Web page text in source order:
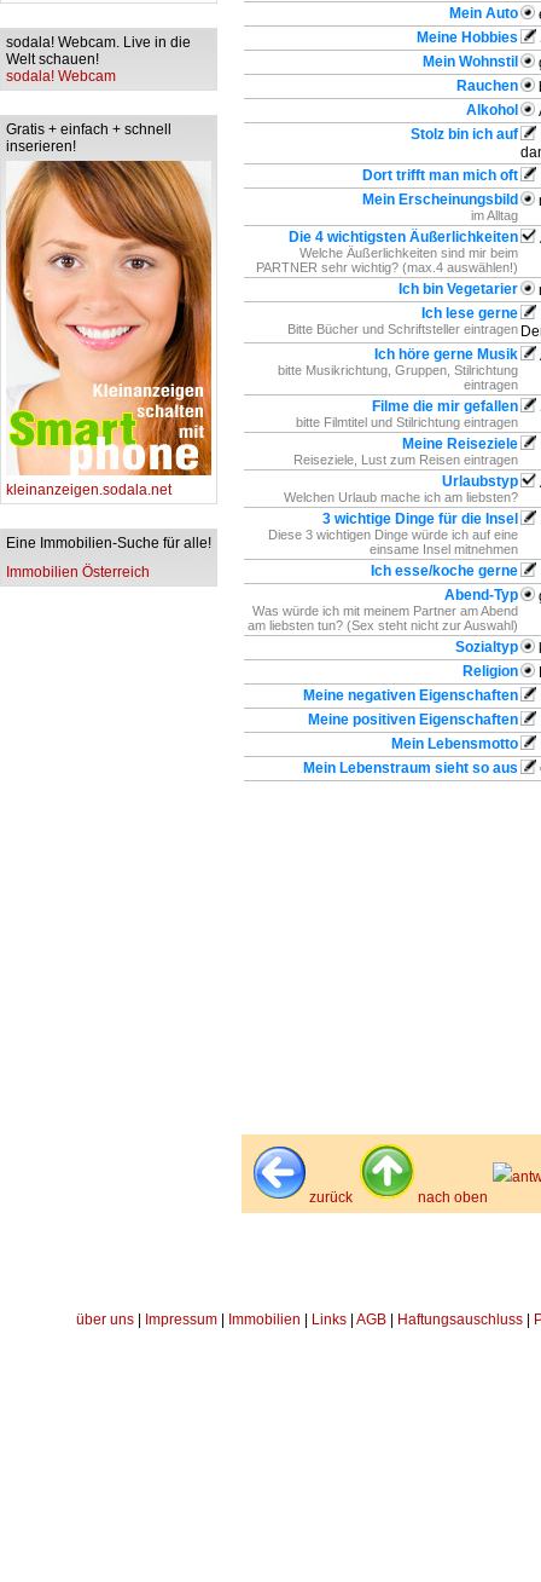
sodala! Webcam. Live in die
Welt schauen!
sodala! Webcam
Gratis + einfach + schnell
inserieren!
kleinanzeigen.sodala.net
Eine Immobilien-Suche für alle!
Immobilien Österreich
Mein Auto
Meine Hobbies
Mein Wohnstil
Rauchen
Alkohol
Stolz bin ich auf
Dort trifft man mich oft
Mein Erscheinungsbild
im Alltag
Die 4 wichtigsten Äußerlichkeiten
Welche Äußerlichkeiten sind mir beim
PARTNER sehr wichtig? (max.4 auswählen!)
Ich bin Vegetarier
Ich lese gerne
Bitte Bücher und Schriftsteller eintragen
Ich höre gerne Musik
bitte Musikrichtung, Gruppen, Stilrichtung
eintragen
Filme die mir gefallen
bitte Filmtitel und Stilrichtung eintragen
Meine Reiseziele
Reiseziele, Lust zum Reisen eintragen
Urlaubstyp
Welchen Urlaub mache ich am liebsten?
3 wichtige Dinge für die Insel
Diese 3 wichtigen Dinge würde ich auf eine
einsame Insel mitnehmen
Ich esse/koche gerne
Abend-Typ
Was würde ich mit meinem Partner am Abend
am liebsten tun? (Sex steht nicht zur Auswahl)
Sozialtyp
Religion
Meine negativen Eigenschaften
Meine positiven Eigenschaften
Mein Lebensmotto
Mein Lebenstraum sieht so aus
zurück nach oben
über uns Impressum Immobilien Links AGB Haftungsauschluss